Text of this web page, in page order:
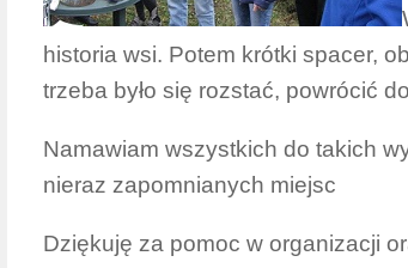
historia wsi. Potem krótki spacer,
trzeba było się rozstać, powrócić
Namawiam wszystkich do takich
nieraz zapomnianych miejsc
Dziękuję za pomoc w organizacji